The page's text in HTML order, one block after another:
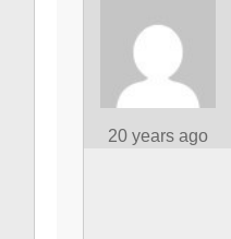
20 years ago